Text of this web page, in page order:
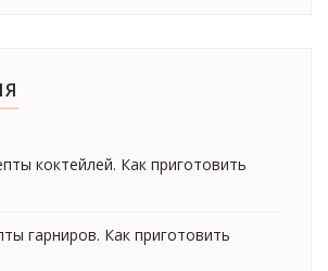
коктейлей. Как приготовить
гарниров. Как приготовить